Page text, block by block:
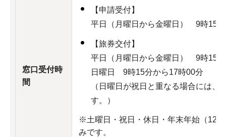
窓口受付時
間
【申請受付】
平日（月曜日から金曜日） 9時15
【旅券交付】
平日（月曜日から金曜日） 9時15
日曜日 9時15分から17時00分
（日曜日が祝日と重なる場合には、
す。）
※土曜日・祝日・休日・年末年始（12
みです。